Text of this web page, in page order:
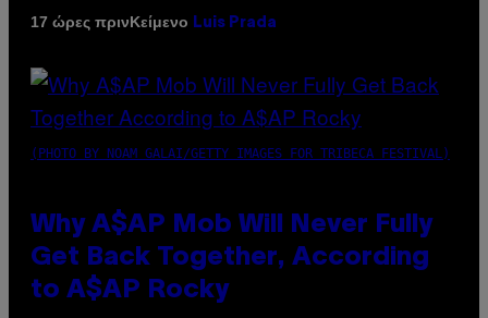
17 ώρες πρινΚείμενο Luis Prada
(PHOTO BY NOAM GALAI/GETTY IMAGES FOR TRIBECA FESTIVAL)
Why A$AP Mob Will Never Fully
Get Back Together, According
to A$AP Rocky